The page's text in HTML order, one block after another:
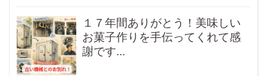
１７年間ありがとう！美味しい
お菓子作りを手伝ってくれて感
謝です...